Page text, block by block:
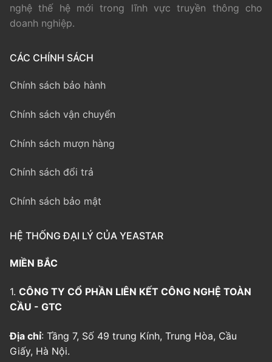
nghệ thế hệ mới trong lĩnh vực truyền thông cho
doanh nghiệp.
CÁC CHÍNH SÁCH
Chính sách bảo hành
Chính sách vận chuyển
Chính sách mượn hàng
Chính sách đổi trả
Chính sách bảo mật
HỆ THỐNG ĐẠI LÝ CỦA YEASTAR
MIỀN BẮC
1. CÔNG TY CỔ PHẦN LIÊN KẾT CÔNG NGHỆ TOÀN
CẦU - GTC
Địa chỉ: Tầng 7, Số 49 trung Kính, Trung Hòa, Cầu
Giấy, Hà Nội.